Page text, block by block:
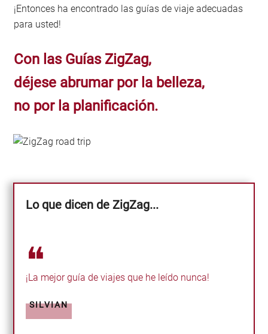
¡Entonces ha encontrado las guías de viaje adecuadas
para usted!
Con las Guías ZigZag,
déjese abrumar por la belleza,
no por la planificación.
Lo que dicen de ZigZag...
❝
¡La mejor guía de viajes que he leído nunca!
SILVIAN